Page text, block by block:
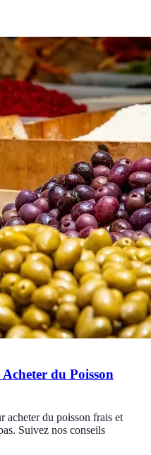
du Poisson
acheter du poisson frais et
Suivez nos conseils